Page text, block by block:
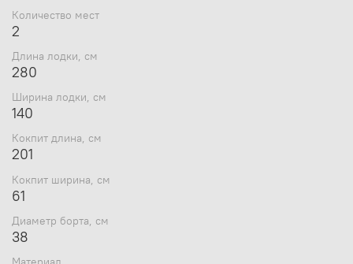
переноску и в транспортировочный мешок из
транспортировки.
Комплектация:
насос 5 литров;
ремкомплект;
сумка-рюкзак.
Количество мест
2
Длина лодки, см
280
Ширина лодки, см
140
Кокпит длина, см
201
Кокпит ширина, см
61
Диаметр борта, см
38